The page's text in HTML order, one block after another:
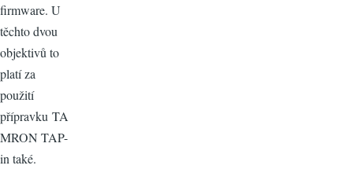
firmware. U
těchto dvou
objektivů to
platí za
použití
přípravku TA
MRON TAP-
in také.